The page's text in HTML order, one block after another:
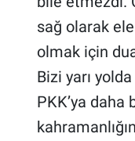
sağ olarak
olmak için
Bizi yarı
PKK’ya daha